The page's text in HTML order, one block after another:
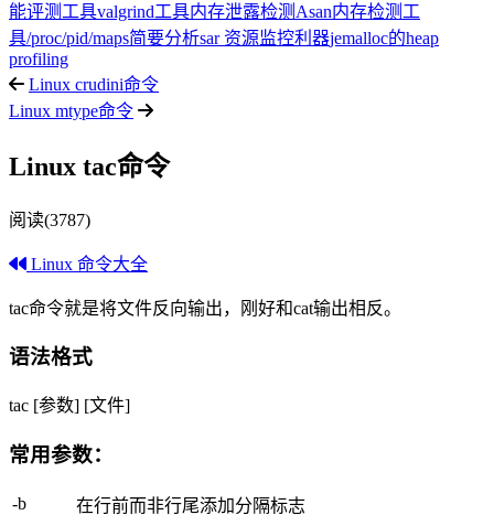
能评测工具valgrind工具内存泄露检测 Asan内存检测工
具/proc/pid/maps简要分析sar 资源监控利器jemalloc的heap
profiling
Linux crudini命令
Linux mtype命令
Linux tac命令
阅读(3787)
Linux 命令大全
tac命令就是将文件反向输出，刚好和cat输出相反。
语法格式
tac [参数] [文件]
常用参数：
-b 在行前而非行尾添加分隔标志